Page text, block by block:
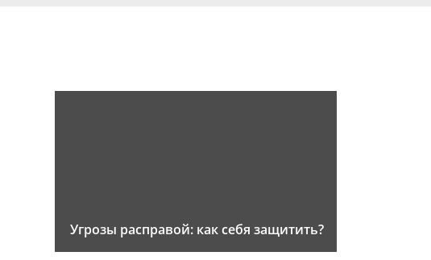
Угрозы расправой: как себя защитить?